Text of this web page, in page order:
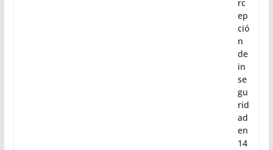
rc
ep
ció
n
de
in
se
gu
rid
ad
en
14